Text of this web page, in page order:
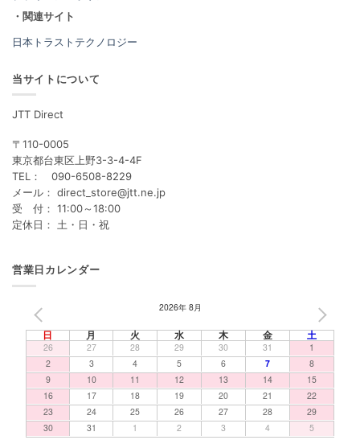
・関連サイト
日本トラストテクノロジー
当サイトについて
JTT Direct
〒110-0005
東京都台東区上野3-3-4-4F
TEL： 090-6508-8229
メール： direct_store@jtt.ne.jp
受 付： 11:00～18:00
定休日： 土・日・祝
営業日カレンダー
2026年 8月
日 月 火 水 木 金 土
26 27 28 29 30 31
1
2
3 4 5 6 7
8
9
10 11 12 13 14
15
16
17 18 19 20 21
22
23
24 25 26 27 28
29
30
31 1 2 3 4 5